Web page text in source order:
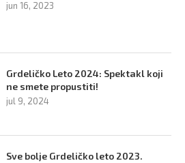
jun 16, 2023
Grdeličko Leto 2024: Spektakl koji
ne smete propustiti!
jul 9, 2024
Sve bolje Grdeličko leto 2023.